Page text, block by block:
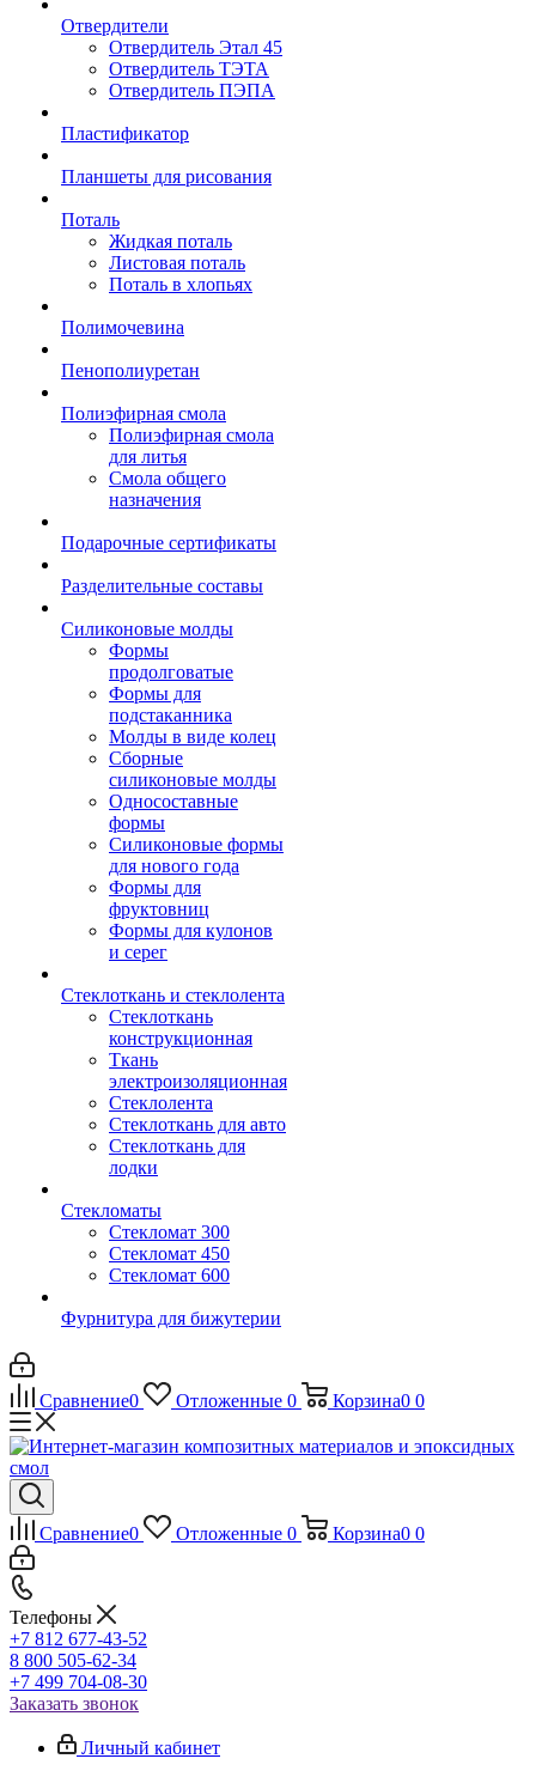
Отвердители
Отвердитель Этал 45
Отвердитель ТЭТА
Отвердитель ПЭПА
Пластификатор
Планшеты для рисования
Поталь
Жидкая поталь
Листовая поталь
Поталь в хлопьях
Полимочевина
Пенополиуретан
Полиэфирная смола
Полиэфирная смола
для литья
Смола общего
назначения
Подарочные сертификаты
Разделительные составы
Силиконовые молды
Формы
продолговатые
Формы для
подстаканника
Молды в виде колец
Сборные
силиконовые молды
Односоставные
формы
Силиконовые формы
для нового года
Формы для
фруктовниц
Формы для кулонов
и серег
Стеклоткань и стеклолента
Стеклоткань
конструкционная
Ткань
электроизоляционная
Стеклолента
Стеклоткань для авто
Стеклоткань для
лодки
Стекломаты
Стекломат 300
Стекломат 450
Стекломат 600
Фурнитура для бижутерии
Сравнение0 Отложенные 0 Корзина0 0
Сравнение0 Отложенные 0 Корзина0 0
Телефоны
+7 812 677-43-52
8 800 505-62-34
+7 499 704-08-30
Заказать звонок
Личный кабинет